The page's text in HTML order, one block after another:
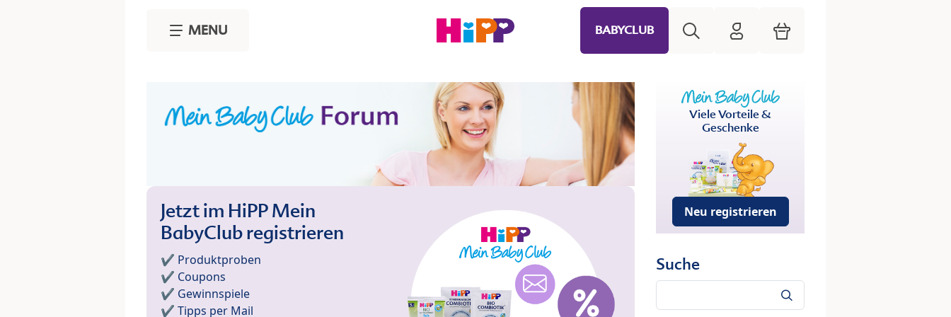
MENU BABYCLUB HiPP Mein Babyclub
Warenkorb
Jetzt im HiPP Mein
BabyClub registrieren
✔️ Produktproben
✔️ Coupons
✔️ Gewinnspiele
✔️ Tipps per Mail
Viele Vorteile &
Geschenke
Neu registrieren
Suche